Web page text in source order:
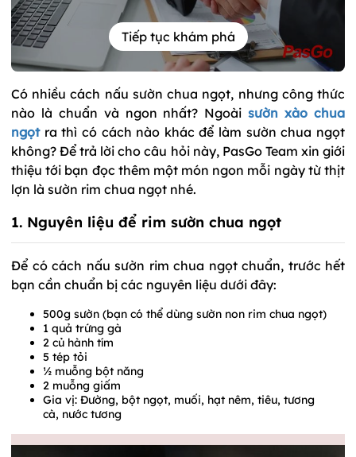
Tiếp tục khám phá
Có nhiều cách nấu sườn chua ngọt, nhưng công thức
nào là chuẩn và ngon nhất? Ngoàisườn xào chua
ngọtra thì có cách nào khác để làm sườn chua ngọt
không? Để trả lời cho câu hỏi này, PasGo Team xin giới
thiệu tới bạn đọc thêm một món ngon mỗi ngày từ thịt
lợn là sườn rim chua ngọt nhé.
1. Nguyên liệu để rim sườn chua ngọt
Để có cách nấu sườn rim chua ngọt chuẩn, trước hết
bạn cần chuẩn bị các nguyên liệu dưới đây:
500g sườn (bạn có thể dùng sườn non rim chua ngọt)
1 quả trứng gà
2 củ hành tím
5 tép tỏi
½ muỗng bột năng
2 muỗng giấm
Gia vị: Đường, bột ngọt, muối, hạt nêm, tiêu, tương
cà, nước tương